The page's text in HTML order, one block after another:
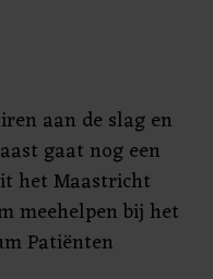
aan de slag en
gaat nog een
het Maastricht
meehelpen bij het
Patiënten